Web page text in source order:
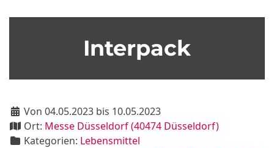
Interpack
Von 04.05.2023 bis 10.05.2023
Ort: Messe Düsseldorf (40474 Düsseldorf)
Kategorien: Lebensmittel